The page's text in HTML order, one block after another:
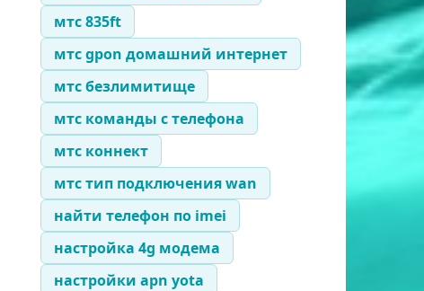
мтс 835ft
мтс gpon домашний интернет
мтс безлимитище
мтс команды с телефона
мтс коннект
мтс тип подключения wan
найти телефон по imei
настройка 4g модема
настройки apn yota